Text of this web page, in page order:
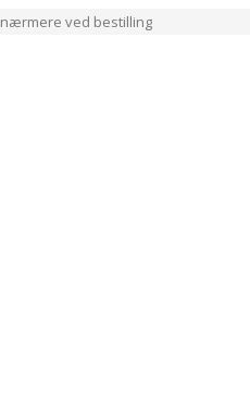
ved bestilling